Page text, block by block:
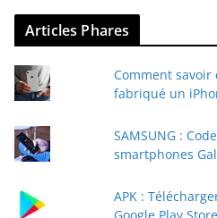
v
r
e
e
a
Articles Phares
Comment
fabriqué un
SAMSUNG :
smartphones
APK :